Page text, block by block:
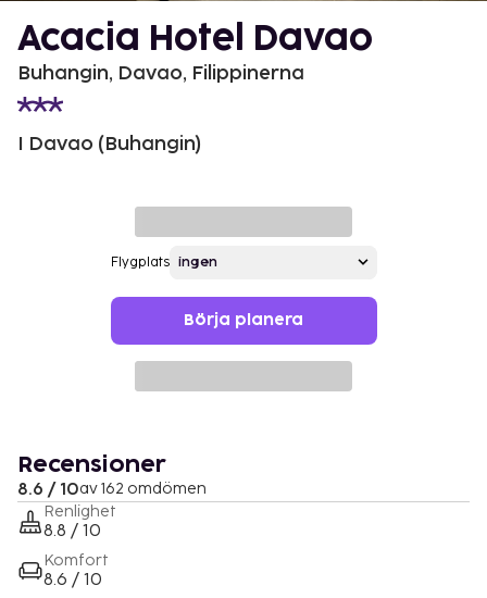
Acacia Hotel Davao
Buhangin, Davao, Filippinerna
I Davao (Buhangin)
Flygplats
Börja planera
Recensioner
8.6 / 10av 162 omdömen
Renlighet
8.8 / 10
Komfort
8.6 / 10